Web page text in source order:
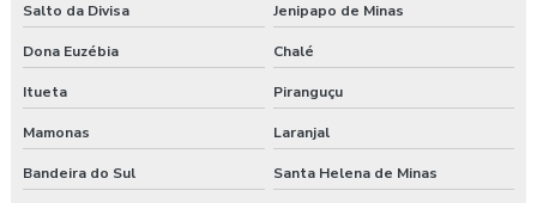
Salto da Divisa Jenipapo de Minas
Dona Euzébia Chalé
Itueta Piranguçu
Mamonas Laranjal
Bandeira do Sul Santa Helena de Minas